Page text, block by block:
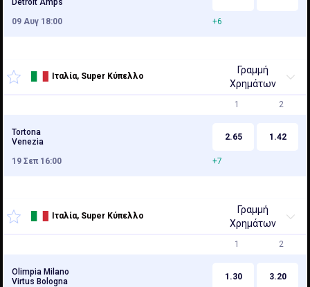
Detroit Amps
09 Αυγ 18:00 +6
Ιταλία, Super Κύπελλο
Γραμμή
Χρημάτων
1 2
Tortona
Venezia
2.65 1.42
19 Σεπ 16:00 +7
Ιταλία, Super Κύπελλο
Γραμμή
Χρημάτων
1 2
Olimpia Milano
Virtus Bologna
1.30 3.20